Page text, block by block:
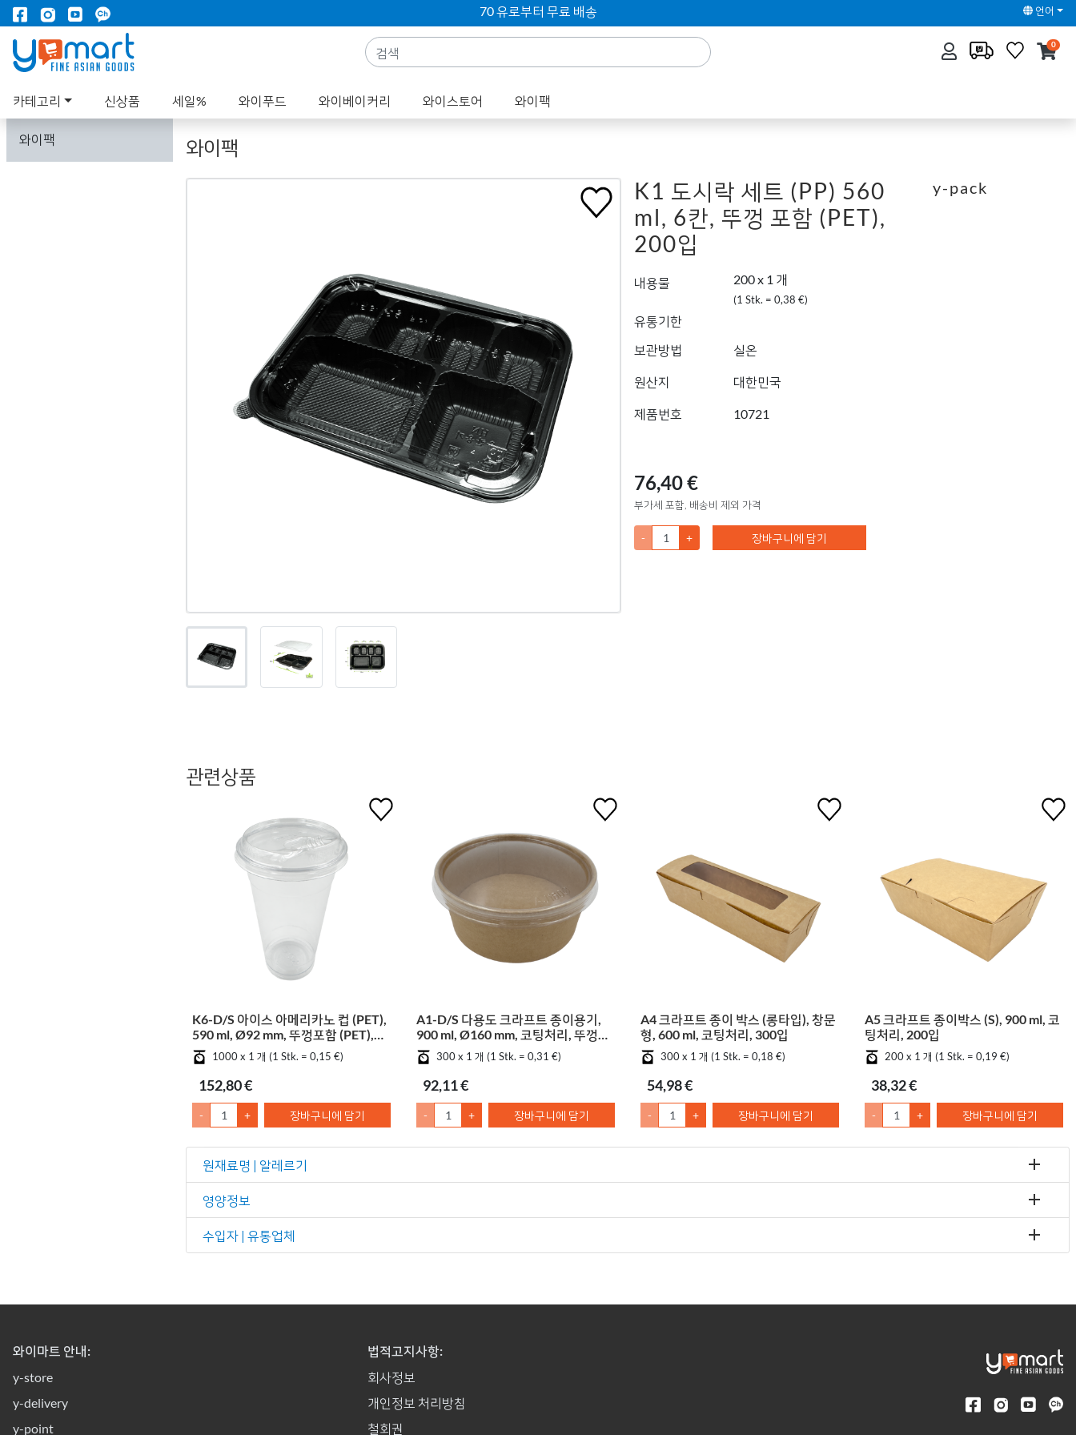
70 유로부터 무료 배송 언어
0
카테고리 신상품 세일% 와이푸드 와이베이커리 와이스토어 와이팩
와이팩 와이팩
K1 도시락 세트 (PP) 560
ml, 6칸, 뚜껑 포함 (PET),
200입
내용물 200 x 1 개
(1 Stk. = 0,38 €)
유통기한
보관방법
실온
원산지 대한민국
제품번호 10721
y-pack
76,40 €
부가세 포함, 배송비 제외 가격
- + 장바구니에 담기
관련상품
K6-D/S 아이스 아메리카노 컵 (PET),
590 ml, Ø92 mm, 뚜껑포함 (PET),
1000입1000 x 1 개 (1 Stk. = 0,15 €)
152,80 €
- + 장바구니에 담기
A1-D/S 다용도 크라프트 종이용기,
900 ml, Ø160 mm, 코팅처리, 뚜껑포
함 (PET), 300입
300 x 1 개 (1 Stk. = 0,31 €)
92,11 €
- + 장바구니에 담기
A4 크라프트 종이 박스 (롱타입), 창문
형, 600 ml, 코팅처리, 300입
300 x 1 개 (1 Stk. = 0,18 €)
54,98 €
- + 장바구니에 담기
A5 크라프트 종이박스 (S), 900 ml, 코
팅처리, 200입
200 x 1 개 (1 Stk. = 0,19 €)
38,32 €
- + 장바구니에 담기
원재료명 | 알레르기
영양정보
수입자 | 유통업체
와이마트 안내:
y-store
y-delivery
y-point
법적고지사항:
회사정보
개인정보 처리방침
철회권